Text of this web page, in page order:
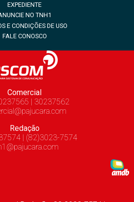
EXPEDIENTE
NO TNH1
E CONDIÇÕES DE USO
FALE CONOSCO
Comercial
| 30237562
Redação
| (82)3023-7574